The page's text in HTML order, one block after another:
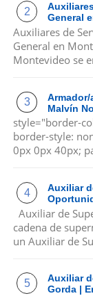
General
Auxiliares de
General en
Montevideo se
Malvín
style="border-
border-style:
0px 0px 40px;
Auxiliar
Auxiliar de
cadena de
un Auxiliar de
Auxiliar
Gorda |